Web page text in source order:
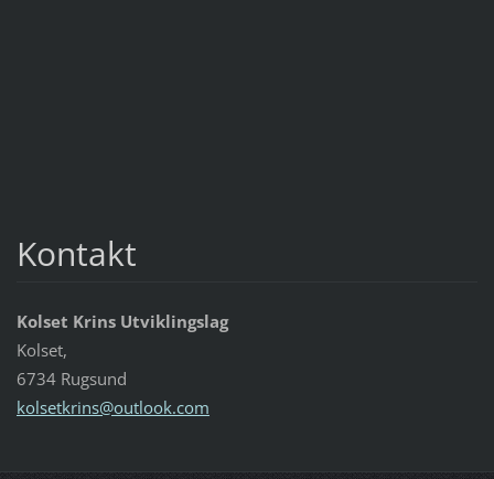
Kontakt
Kolset Krins Utviklingslag
Kolset,
6734 Rugsund
kolsetkrins@outlook.com